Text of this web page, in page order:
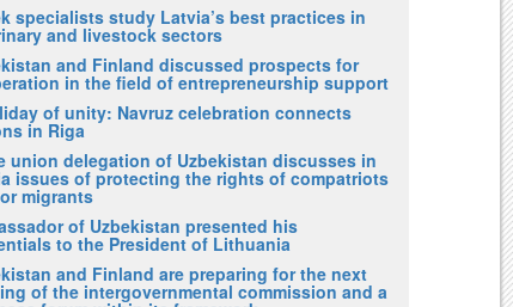
specialists study Latvia’s best practices in
and livestock sectors
and Finland discussed prospects for
in the field of entrepreneurship support
of unity: Navruz celebration connects
in Riga
union delegation of Uzbekistan discusses in
issues of protecting the rights of compatriots
migrants
of Uzbekistan presented his
to the President of Lithuania
and Finland are preparing for the next
of the intergovernmental commission and a